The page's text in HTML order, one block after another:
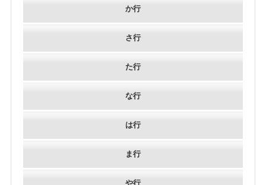
か行
さ行
た行
な行
は行
ま行
や行